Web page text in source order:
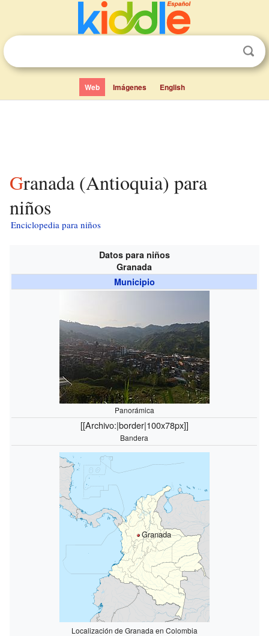
Web Imágenes English
Granada (Antioquia) para
niños
Enciclopedia para niños
Datos para niños
Granada
Municipio
Panorámica
[[Archivo:|border|100x78px]]
Bandera
Granada
Localización de Granada en Colombia